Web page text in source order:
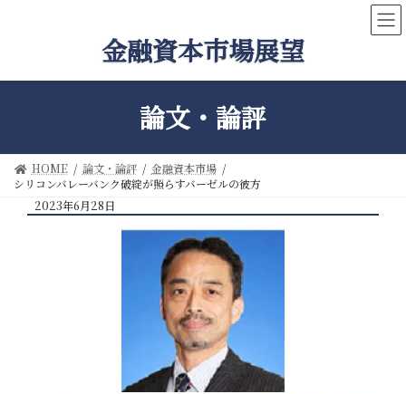
ツ
ッ
シ
移
金融資本市場展望
論文・論評
HOME 論文・論評
金融資本市場
シリコンバレーバンク破綻が照らすバーゼルの彼方
2023年6月28日